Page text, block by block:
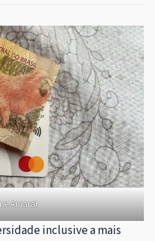
Amaral
inclusive a mais